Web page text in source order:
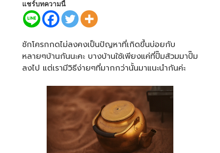
แชร์บทความนี้
ชักโครกกดไม่ลงคงเป็นปัญหาที่เกิดขึ้นบ่อยกับ
หลายๆบ้านกันนะคะ บางบ้านใช้เพียงแค่ที่ปั๊มส้วมมาปั๊ม
ลงไป แต่เรามีวิธีง่ายๆที่มากกว่านั้นมาแนะนำกันค่ะ